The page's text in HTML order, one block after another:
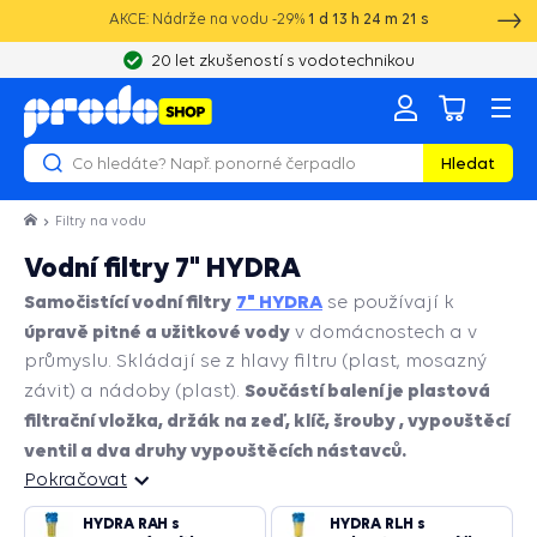
AKCE: Nádrže na vodu -29% 1 d 13 h 24 m 20 s
20 let zkušeností s vodotechnikou
Hledat
Filtry na vodu
Vodní filtry 7" HYDRA
Samočistící vodní filtry 7" HYDRA se používají k
úpravě pitné a užitkové vody v domácnostech a v
průmyslu. Skládají se z hlavy filtru (plast, mosazný
závit) a nádoby (plast). Součástí balení je plastová
filtrační vložka, držák na zeď, klíč, šrouby , vypouštěcí
ventil a dva druhy vypouštěcích nástavců.
Pokračovat
PokračovatHYDRA RAH s
HYDRA RLH s